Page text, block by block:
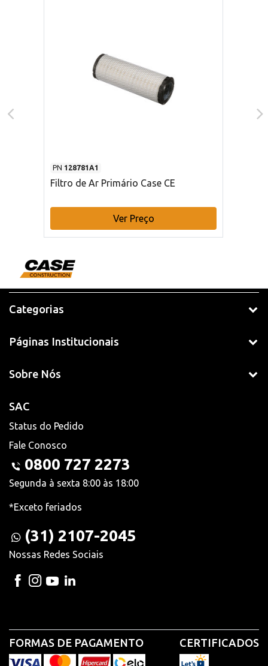
PN 128781A1
Filtro de Ar Primário Case CE
Ver Preço
Categorias
Páginas Institucionais
Sobre Nós
SAC
Status do Pedido
Fale Conosco
0800 727 2273
Segunda à sexta 8:00 às 18:00
*Exceto feriados
(31) 2107-2045
Nossas Redes Sociais
FORMAS DE PAGAMENTO CERTIFICADOS